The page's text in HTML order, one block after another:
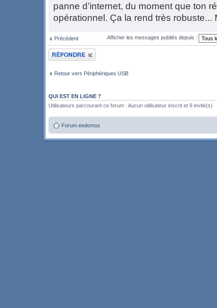
panne d’internet, du moment que ton
opérationnel. Ça la rend très robuste...
Précédent Afficher les messages publiés depuis :
Publier une réponse
Retour vers Périphériques USB
QUI EST EN LIGNE ?
Utilisateurs parcourant ce forum : Aucun utilisateur inscrit et 9 invité(s)
Forum eedomus